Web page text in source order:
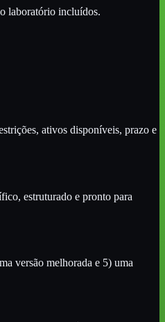
laboratório incluídos.
ativos disponíveis, prazo e
estruturado e pronto para
versão melhorada e 5) uma